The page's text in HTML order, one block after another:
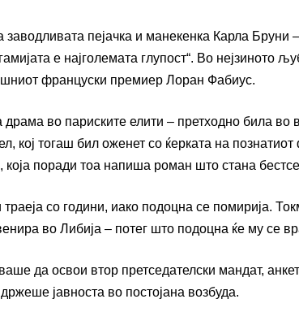
заводливата пејачка и манекенка Карла
е најголемата глупост“. Во нејзиното
француски премиер Лоран Фабиус.
драма во париските елити – претходно била
кој тогаш бил оженет со ќерката на
поради тоа напиша роман што стана
со години, иако подоцна се помирија.
во Либија – потег што подоцна ќе му се
да освои втор претседателски мандат,
јавноста во постојана возбуда.